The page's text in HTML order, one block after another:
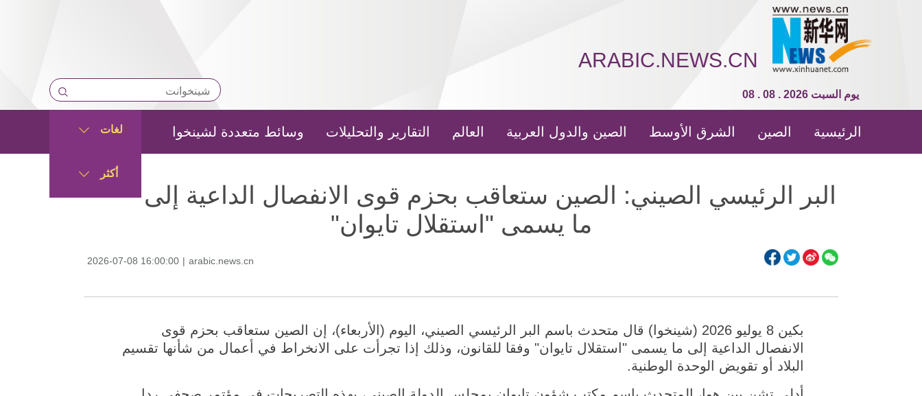
ARABIC.NEWS.CN
08 . 08 . 2026 يوم السبت
الرئيسية الصين الشرق الأوسط الصين والدول العربية العالم التقارير والتحليلات وسائط متعددة لشينخوا لغات
أكثر
البر الرئيسي الصيني: الصين ستعاقب بحزم قوى الانفصال الداعية إلى
ما يسمى "استقلال تايوان"
2026-07-08 16:00:00 | arabic.news.cn
بكين 8 يوليو 2026 (شينخوا) قال متحدث باسم البر الرئيسي الصيني، اليوم (الأربعاء)، إن الصين ستعاقب بحزم قوى
الانفصال الداعية إلى ما يسمى "استقلال تايوان" وفقا للقانون، وذلك إذا تجرأت على الانخراط في أعمال من شأنها تقسيم
البلاد أو تقويض الوحدة الوطنية.